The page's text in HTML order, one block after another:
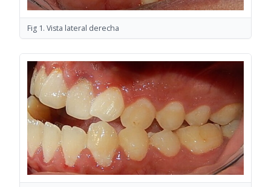
Fig 1. Vista lateral derecha